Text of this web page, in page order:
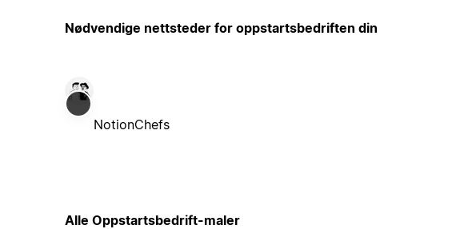
Nødvendige nettsteder for oppstartsbedriften din
NotionChefs
Alle Oppstartsbedrift-maler